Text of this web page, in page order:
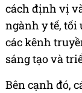
cách định vị
ngành y tế, tối
các kênh
sáng tạo và
Bên cạnh đó,